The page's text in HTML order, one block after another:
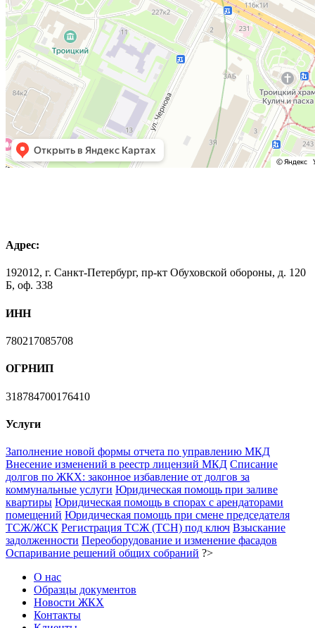
Адрес:
192012, г. Санкт-Петербург, пр-кт Обуховской обороны, д. 120
Б, оф. 338
ИНН
780217085708
ОГРНИП
318784700176410
Услуги
Заполнение новой формы отчета по управлению МКД
Внесение изменений в реестр лицензий МКД Списание
долгов по ЖКХ: законное избавление от долгов за
коммунальные услуги Юридическая помощь при заливе
квартиры Юридическая помощь в спорах с арендаторами
помещений Юридическая помощь при смене председателя
ТСЖ/ЖСК Регистрация ТСЖ (ТСН) под ключ Взыскание
задолженности Переоборудование и изменение фасадов
Оспаривание решений общих собраний ?>
О нас
Образцы документов
Новости ЖКХ
Контакты